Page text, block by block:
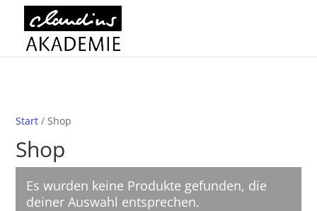
Start / Shop
Shop
Es wurden keine Produkte gefunden, die
deiner Auswahl entsprechen.